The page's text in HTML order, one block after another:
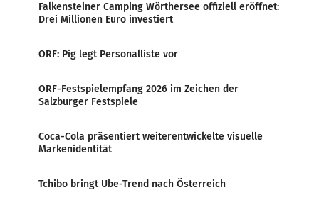
Falkensteiner Camping Wörthersee offiziell eröffnet:
Drei Millionen Euro investiert
ORF: Pig legt Personalliste vor
ORF-Festspielempfang 2026 im Zeichen der
Salzburger Festspiele
Coca-Cola präsentiert weiterentwickelte visuelle
Markenidentität
Tchibo bringt Ube-Trend nach Österreich